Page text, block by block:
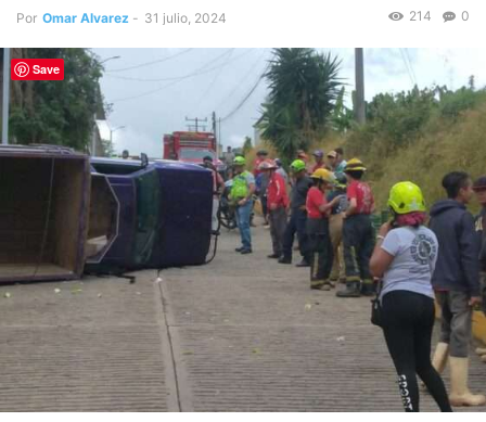
Por Omar Alvarez - 31 julio, 2024 0
214
Save